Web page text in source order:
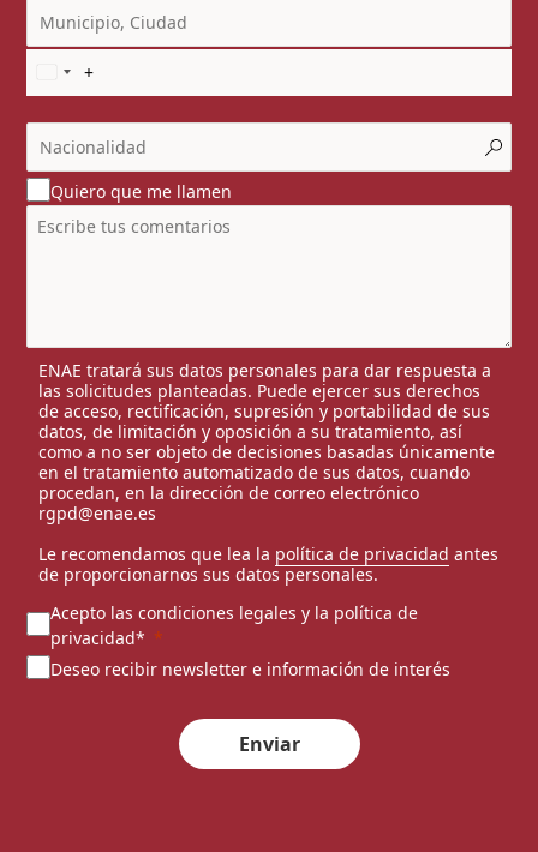
Quiero que me llamen
ENAE tratará sus datos personales para dar respuesta a
las solicitudes planteadas. Puede ejercer sus derechos
de acceso, rectificación, supresión y portabilidad de sus
datos, de limitación y oposición a su tratamiento, así
como a no ser objeto de decisiones basadas únicamente
en el tratamiento automatizado de sus datos, cuando
procedan, en la dirección de correo electrónico
rgpd@enae.es
Le recomendamos que lea la política de privacidad antes
de proporcionarnos sus datos personales.
Acepto las condiciones legales y la política de
privacidad*
Deseo recibir newsletter e información de interés
Enviar